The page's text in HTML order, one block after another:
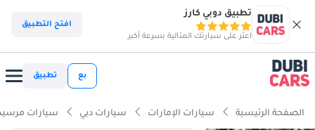
تطبيق دوبي كارز
اعثر على سيارتك المثالية بسرعة أكبر
افتح التطبيق
بع تطبيق
الصفحة الرئيسية سيارات الإمارات سيارات دبي سيارات